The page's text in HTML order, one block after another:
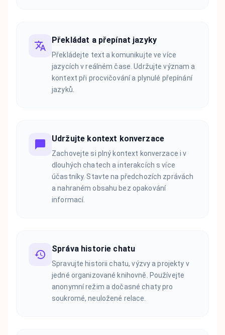
Překládat a přepínat jazyky
Překládejte text a komunikujte ve více
jazycích v reálném čase. Udržujte význam a
kontext při procvičování a plynulé přepínání
jazyků.
Udržujte kontext konverzace
Zachovejte si plný kontext konverzace i v
dlouhých chatech a interakcích s více
účastníky. Stavte na předchozích zprávách
a nahraném obsahu bez opakování
informací.
Správa historie chatu
Spravujte historii chatu, výzvy a projekty v
jedné organizované knihovně. Používejte
anonymní režim a dočasné chaty pro
soukromé, neuložené relace.